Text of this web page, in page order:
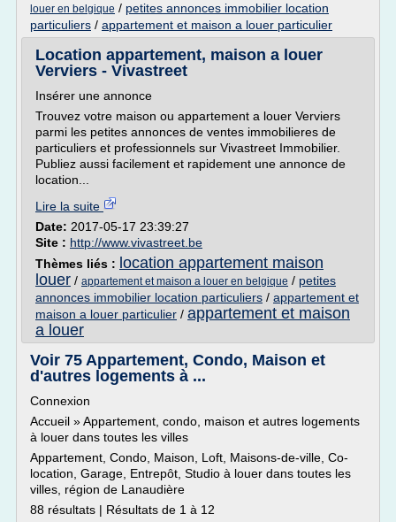
louer en belgique / petites annonces immobilier location
particuliers / appartement et maison a louer particulier
Location appartement, maison a louer
Verviers - Vivastreet
Insérer une annonce
Trouvez votre maison ou appartement a louer Verviers
parmi les petites annonces de ventes immobilieres de
particuliers et professionnels sur Vivastreet Immobilier.
Publiez aussi facilement et rapidement une annonce de
location...
Lire la suite
Date: 2017-05-17 23:39:27
Site : http://www.vivastreet.be
Thèmes liés : location appartement maison
louer / appartement et maison a louer en belgique / petites
annonces immobilier location particuliers / appartement et
maison a louer particulier / appartement et maison
a louer
Voir 75 Appartement, Condo, Maison et
d'autres logements à ...
Connexion
Accueil » Appartement, condo, maison et autres logements
à louer dans toutes les villes
Appartement, Condo, Maison, Loft, Maisons-de-ville, Co-
location, Garage, Entrepôt, Studio à louer dans toutes les
villes, région de Lanaudière
88 résultats | Résultats de 1 à 12